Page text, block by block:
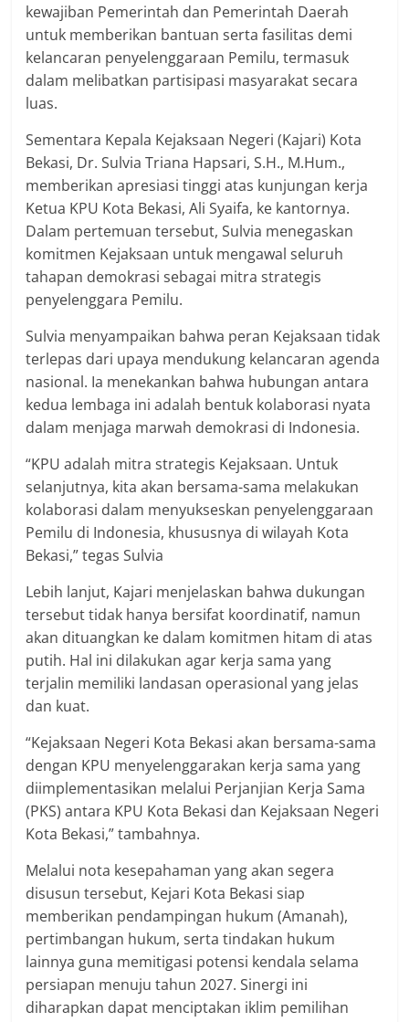
kewajiban Pemerintah dan Pemerintah Daerah
untuk memberikan bantuan serta fasilitas demi
kelancaran penyelenggaraan Pemilu, termasuk
dalam melibatkan partisipasi masyarakat secara
luas.
Sementara Kepala Kejaksaan Negeri (Kajari) Kota
Bekasi, Dr. Sulvia Triana Hapsari, S.H., M.Hum.,
memberikan apresiasi tinggi atas kunjungan kerja
Ketua KPU Kota Bekasi, Ali Syaifa, ke kantornya.
Dalam pertemuan tersebut, Sulvia menegaskan
komitmen Kejaksaan untuk mengawal seluruh
tahapan demokrasi sebagai mitra strategis
penyelenggara Pemilu.
Sulvia menyampaikan bahwa peran Kejaksaan tidak
terlepas dari upaya mendukung kelancaran agenda
nasional. Ia menekankan bahwa hubungan antara
kedua lembaga ini adalah bentuk kolaborasi nyata
dalam menjaga marwah demokrasi di Indonesia.
“KPU adalah mitra strategis Kejaksaan. Untuk
selanjutnya, kita akan bersama-sama melakukan
kolaborasi dalam menyukseskan penyelenggaraan
Pemilu di Indonesia, khususnya di wilayah Kota
Bekasi,” tegas Sulvia
Lebih lanjut, Kajari menjelaskan bahwa dukungan
tersebut tidak hanya bersifat koordinatif, namun
akan dituangkan ke dalam komitmen hitam di atas
putih. Hal ini dilakukan agar kerja sama yang
terjalin memiliki landasan operasional yang jelas
dan kuat.
“Kejaksaan Negeri Kota Bekasi akan bersama-sama
dengan KPU menyelenggarakan kerja sama yang
diimplementasikan melalui Perjanjian Kerja Sama
(PKS) antara KPU Kota Bekasi dan Kejaksaan Negeri
Kota Bekasi,” tambahnya.
Melalui nota kesepahaman yang akan segera
disusun tersebut, Kejari Kota Bekasi siap
memberikan pendampingan hukum (Amanah),
pertimbangan hukum, serta tindakan hukum
lainnya guna memitigasi potensi kendala selama
persiapan menuju tahun 2027. Sinergi ini
diharapkan dapat menciptakan iklim pemilihan